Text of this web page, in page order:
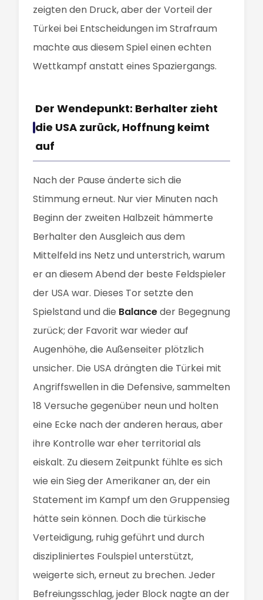
zeigten den Druck, aber der Vorteil der
Türkei bei Entscheidungen im Strafraum
machte aus diesem Spiel einen echten
Wettkampf anstatt eines Spaziergangs.
Der Wendepunkt: Berhalter zieht
die USA zurück, Hoffnung keimt
auf
Nach der Pause änderte sich die
Stimmung erneut. Nur vier Minuten nach
Beginn der zweiten Halbzeit hämmerte
Berhalter den Ausgleich aus dem
Mittelfeld ins Netz und unterstrich, warum
er an diesem Abend der beste Feldspieler
der USA war. Dieses Tor setzte den
Spielstand und die Balanceder Begegnung
zurück; der Favorit war wieder auf
Augenhöhe, die Außenseiter plötzlich
unsicher. Die USA drängten die Türkei mit
Angriffswellen in die Defensive, sammelten
18 Versuche gegenüber neun und holten
eine Ecke nach der anderen heraus, aber
ihre Kontrolle war eher territorial als
eiskalt. Zu diesem Zeitpunkt fühlte es sich
wie ein Sieg der Amerikaner an, der ein
Statement im Kampf um den Gruppensieg
hätte sein können. Doch die türkische
Verteidigung, ruhig geführt und durch
diszipliniertes Foulspiel unterstützt,
weigerte sich, erneut zu brechen. Jeder
Befreiungsschlag, jeder Block nagte an der